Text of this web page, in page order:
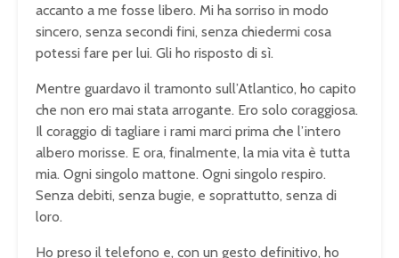
accanto a me fosse libero. Mi ha sorriso in modo
sincero, senza secondi fini, senza chiedermi cosa
potessi fare per lui. Gli ho risposto di sì.
Mentre guardavo il tramonto sull’Atlantico, ho capito
che non ero mai stata arrogante. Ero solo coraggiosa.
Il coraggio di tagliare i rami marci prima che l’intero
albero morisse. E ora, finalmente, la mia vita è tutta
mia. Ogni singolo mattone. Ogni singolo respiro.
Senza debiti, senza bugie, e soprattutto, senza di
loro.
Ho preso il telefono e, con un gesto definitivo, ho